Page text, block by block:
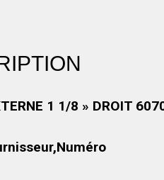
1 1/8 » DROIT